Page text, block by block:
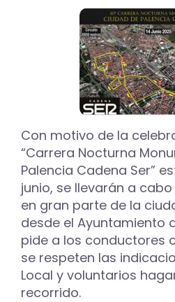
arrancan
lunes
de
enero
Con motivo de la
“Carrera Nocturna
Palencia Cadena Ser”
junio, se llevarán a
en gran parte de la
desde el Ayuntamiento
pide a los conductores
se respeten las
Local y voluntarios
recorrido.